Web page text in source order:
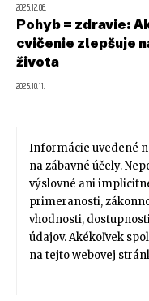
2025.12.06.
Pohyb = zdravie:
cvičenie zlepšuje
života
2025.10.11.
Informácie uvedené
na zábavné účely.
výslovné ani
primeranosti,
vhodnosti,
údajov. Akékoľvek
na tejto webovej